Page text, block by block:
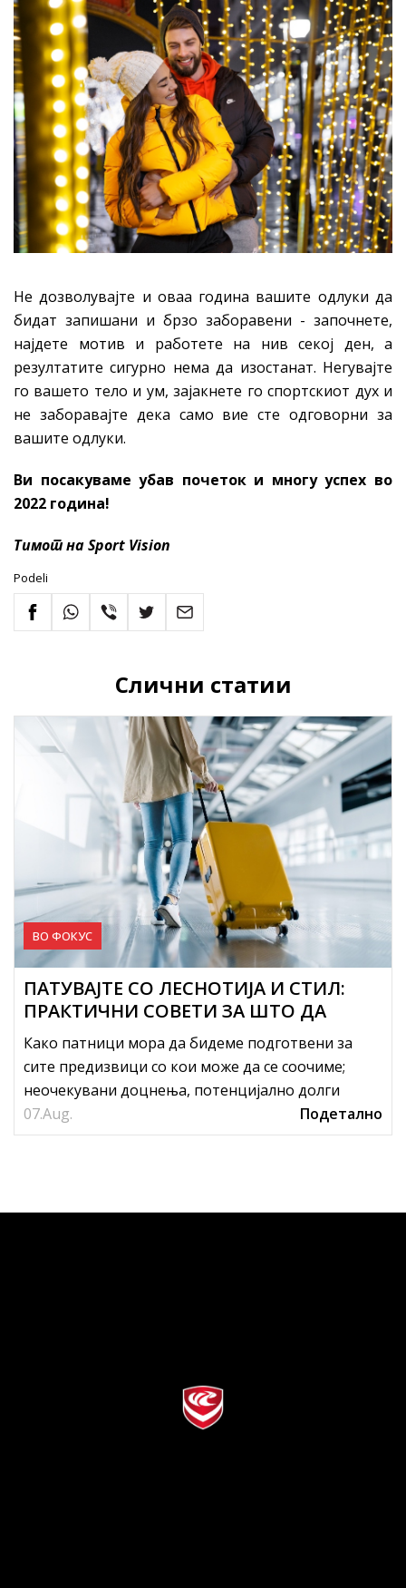
Не дозволувајте и оваа година вашите одлуки да
бидат запишани и брзо заборавени - започнете,
најдете мотив и работете на нив секој ден, а
резултатите сигурно нема да изостанат. Негувајте
го вашето тело и ум, зајакнете го спортскиот дух и
не заборавајте дека само вие сте одговорни за
вашите одлуки.
Ви посакуваме убав почеток и многу успех во
2022 година!
Тимот на Sport Vision
Podeli
Слични статии
07.Aug.
ВО ФОКУС
ПАТУВАЈТЕ СО ЛЕСНОТИЈА И СТИЛ:
ПРАКТИЧНИ СОВЕТИ ЗА ШТО ДА
ОБЛЕЧЕТЕ НА ПАТУВАЊЕ
Како патници мора да бидеме подготвени за
сите предизвици со кои може да се соочиме;
неочекувани доцнења, потенцијално долги
редици на граница или седење со ...
Подетално